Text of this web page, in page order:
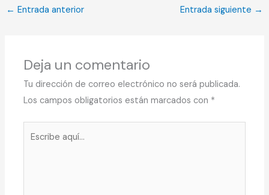
← Entrada anterior Entrada siguiente →
Deja un comentario
Tu dirección de correo electrónico no será publicada.
Los campos obligatorios están marcados con *